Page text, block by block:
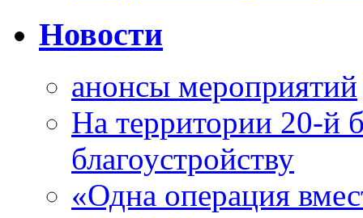
Новости
анонсы мероприятий
На территории 20-й
благоустройству
«Одна операция